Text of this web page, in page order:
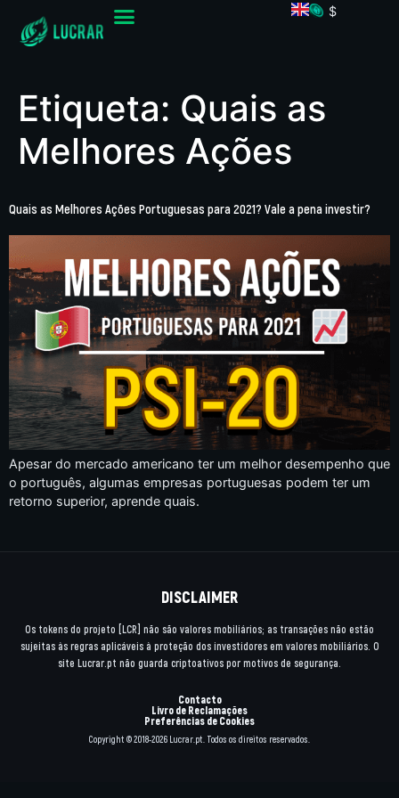
$
Etiqueta: Quais as
Melhores Ações
Quais as Melhores Ações Portuguesas para 2021? Vale a pena investir?
Apesar do mercado americano ter um melhor desempenho que
o português, algumas empresas portuguesas podem ter um
retorno superior, aprende quais.
DISCLAIMER
Os tokens do projeto [LCR] não são valores mobiliários; as transações não estão
sujeitas às regras aplicáveis à proteção dos investidores em valores mobiliários. O
site Lucrar.pt não guarda criptoativos por motivos de segurança.
Contacto
Livro de Reclamações
Preferências de Cookies
Copyright © 2018-2026 Lucrar.pt. Todos os direitos reservados.